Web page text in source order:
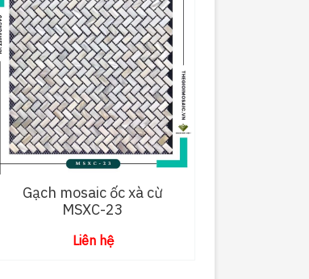
Gạch mosaic ốc xà cừ
MSXC-23
Liên hệ